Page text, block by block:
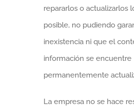
repararlos o actualizarlos
posible, no pudiendo
inexistencia ni que el
información se encuentre
permanentemente
La empresa no se hace